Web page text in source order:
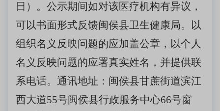
日）。公示期间如对该医疗机构有异议，
可以书面形式反馈闽侯县卫生健康局。以
组织名义反映问题的应加盖公章，以个人
名义反映问题的应署真实姓名，并提供联
系电话。通讯地址：闽侯县甘蔗街道滨江
西大道55号闽侯县行政服务中心66号窗